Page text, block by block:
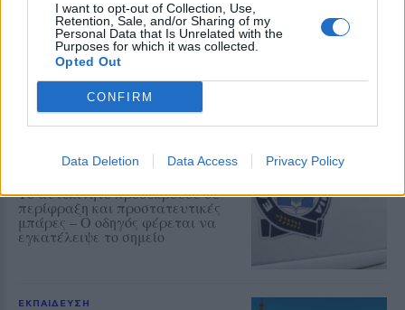
I want to opt-out of Collection, Use,
Retention, Sale, and/or Sharing of my
Personal Data that Is Unrelated with the
Purposes for which it was collected.
Opted Out
CONFIRM
Data Deletion Data Access Privacy Policy
Add stonisi.gr on Google ↗
ΣΤΗΝ ΙΔΙΑ ΚΑΤΗΓΟΡΙΑ
Δικογραφία σε βάρος 23χρονου
για τροχαίο στην Πέτρα
Το αυτοκίνητο προσέκρουσε σε
περίφραξη και προστατευτικές
μπάρες – Ο οδηγός φέρεται να
εγκατέλειψε το σημείο
ΕΚΠΑΙΔΕΥΣΗ